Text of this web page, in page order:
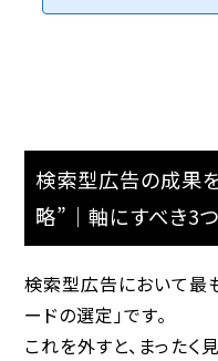
検索型広告の成果
略”｜軸にすべき3
検索型広告において最
ードの選定」です。
これを外すと、まった